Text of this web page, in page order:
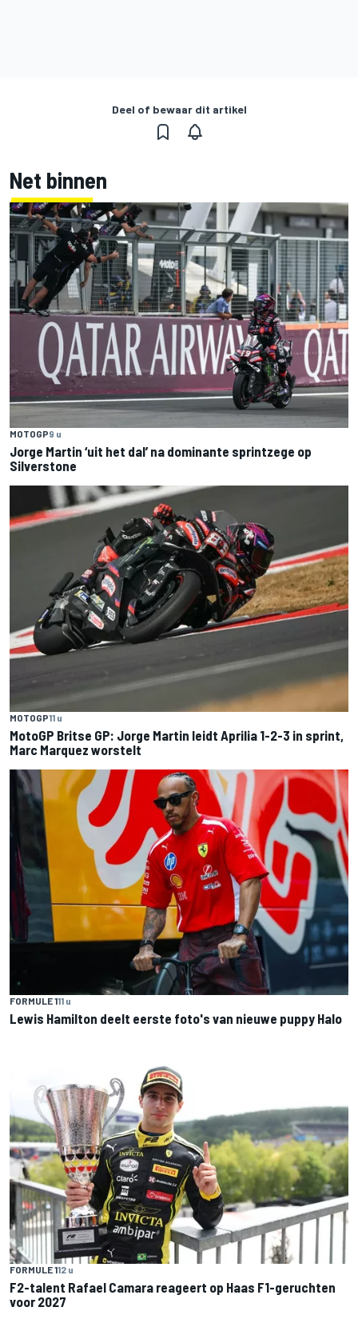
Deel of bewaar dit artikel
Net binnen
MOTOGP9 u
Jorge Martin ‘uit het dal’ na dominante sprintzege op
Silverstone
MOTOGP11 u
MotoGP Britse GP: Jorge Martin leidt Aprilia 1-2-3 in sprint,
Marc Marquez worstelt
FORMULE 111 u
Lewis Hamilton deelt eerste foto's van nieuwe puppy Halo
FORMULE 112 u
F2-talent Rafael Camara reageert op Haas F1-geruchten
voor 2027